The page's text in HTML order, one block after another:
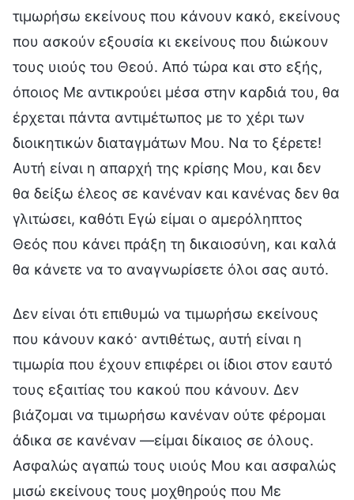
τιμωρήσω εκείνους που κάνουν κακό, εκείνους
που ασκούν εξουσία κι εκείνους που διώκουν
τους υιούς του Θεού. Από τώρα και στο εξής,
όποιος Με αντικρούει μέσα στην καρδιά του, θα
έρχεται πάντα αντιμέτωπος με το χέρι των
διοικητικών διαταγμάτων Μου. Να το ξέρετε!
Αυτή είναι η απαρχή της κρίσης Μου, και δεν
θα δείξω έλεος σε κανέναν και κανένας δεν θα
γλιτώσει, καθότι Εγώ είμαι ο αμερόληπτος
Θεός που κάνει πράξη τη δικαιοσύνη, και καλά
θα κάνετε να το αναγνωρίσετε όλοι σας αυτό.
Δεν είναι ότι επιθυμώ να τιμωρήσω εκείνους
που κάνουν κακό· αντιθέτως, αυτή είναι η
τιμωρία που έχουν επιφέρει οι ίδιοι στον εαυτό
τους εξαιτίας του κακού που κάνουν. Δεν
βιάζομαι να τιμωρήσω κανέναν ούτε φέρομαι
άδικα σε κανέναν —είμαι δίκαιος σε όλους.
Ασφαλώς αγαπώ τους υιούς Μου και ασφαλώς
μισώ εκείνους τους μοχθηρούς που Με